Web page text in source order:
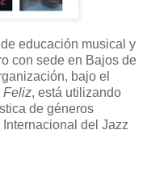
educación musical y
con sede en Bajos de
bajo el
Feliz, está utilizando
de géneros
del Jazz